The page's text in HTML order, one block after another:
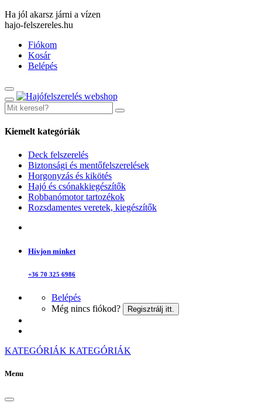
Ha jól akarsz járni a vízen
hajo-felszereles.hu
Fiókom
Kosár
Belépés
Kiemelt kategóriák
Deck felszerelés
Biztonsági és mentőfelszerelések
Horgonyzás és kikötés
Hajó és csónakkiegészítők
Robbanómotor tartozékok
Rozsdamentes veretek, kiegészítők
Hívjon minket
+36 70 325 6986
Belépés
Még nincs fiókod?
Regisztrálj itt.
KATEGÓRIÁK KATEGÓRIÁK
Menu